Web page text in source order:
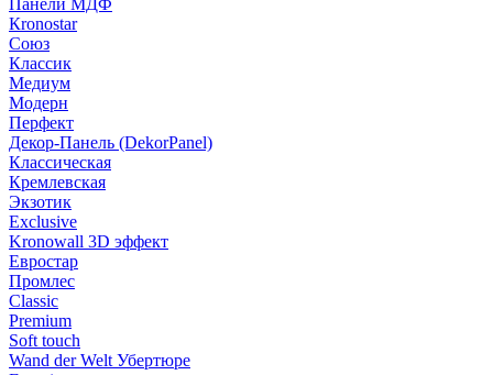
Панели МДФ
Кronostar
Союз
Классик
Медиум
Модерн
Перфект
Декор-Панель (DekorPanel)
Классическая
Кремлевская
Экзотик
Exclusive
Kronowall 3D эффект
Евростар
Промлес
Classic
Premium
Soft touch
Wand der Welt Убертюре